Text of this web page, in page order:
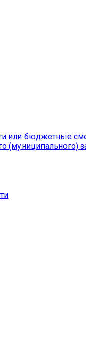
или бюджетные
(муниципального)